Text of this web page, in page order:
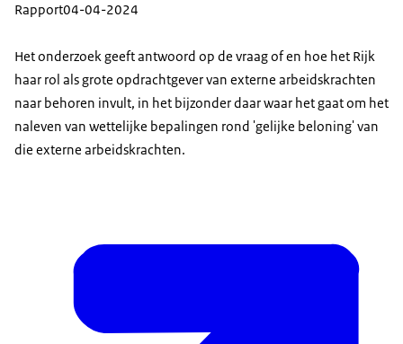
Rapport04-04-2024
Het onderzoek geeft antwoord op de vraag of en hoe het Rijk
haar rol als grote opdrachtgever van externe arbeidskrachten
naar behoren invult, in het bijzonder daar waar het gaat om het
naleven van wettelijke bepalingen rond 'gelijke beloning' van
die externe arbeidskrachten.